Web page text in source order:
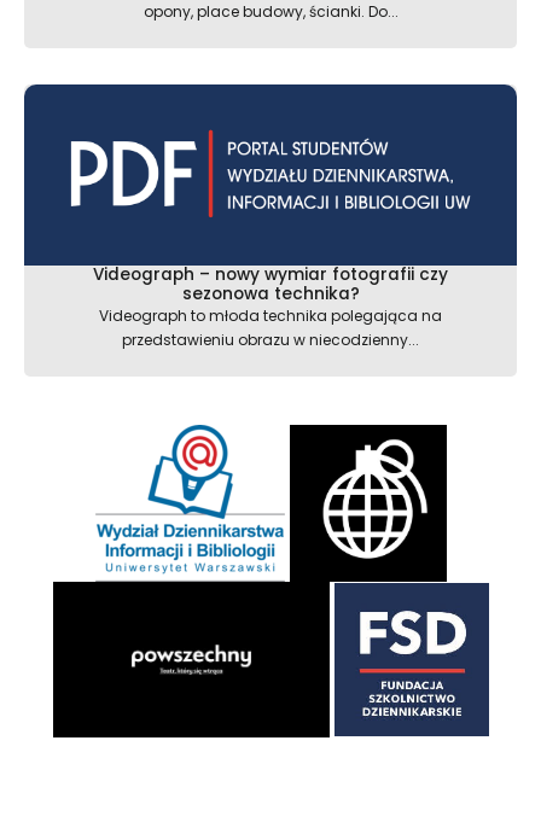
opony, place budowy, ścianki. Do...
Videograph – nowy wymiar fotografii czy
sezonowa technika?
Videograph to młoda technika polegająca na
przedstawieniu obrazu w niecodzienny...